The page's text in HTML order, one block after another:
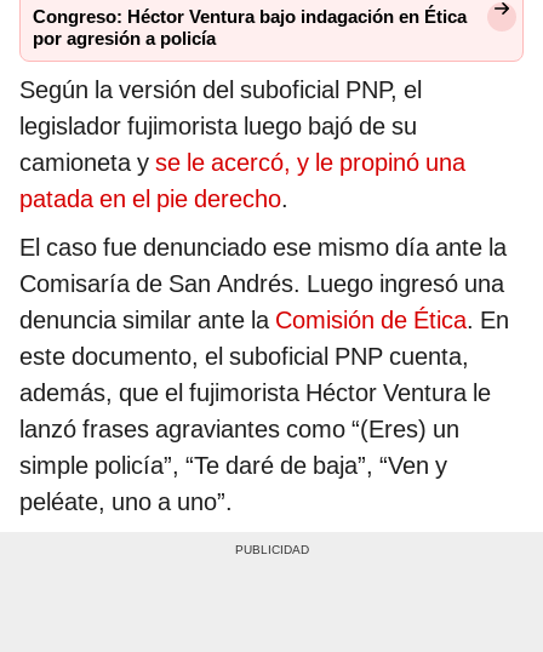
Congreso: Héctor Ventura bajo indagación en Ética
por agresión a policía
Según la versión del suboficial PNP, el
legislador fujimorista luego bajó de su
camioneta y se le acercó, y le propinó una
patada en el pie derecho.
El caso fue denunciado ese mismo día ante la
Comisaría de San Andrés. Luego ingresó una
denuncia similar ante la Comisión de Ética. En
este documento, el suboficial PNP cuenta,
además, que el fujimorista Héctor Ventura le
lanzó frases agraviantes como “(Eres) un
simple policía”, “Te daré de baja”, “Ven y
peléate, uno a uno”.